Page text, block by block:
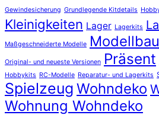
Gewindesicherung Grundlegende Kitdetails
Kleinigkeiten Lager Lagerkits
Maßgeschneiderte Modelle Modellbau
Original- und neueste Versionen Präsent
Hobbykits RC-Modelle Reparatur- und Lagerkits
Spielzeug Wohndeko
Wohnung Wohndeko